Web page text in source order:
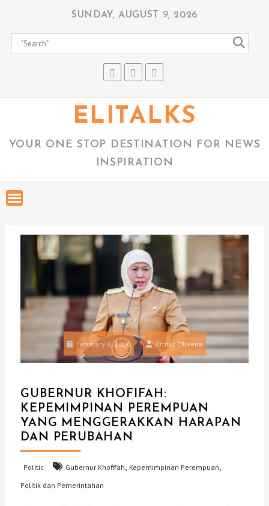
SUNDAY, AUGUST 9, 2026
ELITALKS
YOUR ONE STOP DESTINATION FOR NEWS
INSPIRATION
February 8, 2026 Arthur Oliveira
GUBERNUR KHOFIFAH:
KEPEMIMPINAN PEREMPUAN
YANG MENGGERAKKAN HARAPAN
DAN PERUBAHAN
Politic Gubernur Khofifah, Kepemimpinan Perempuan,
Politik dan Pemerintahan